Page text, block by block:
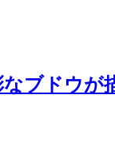
ブドウが